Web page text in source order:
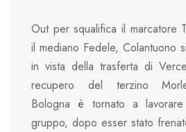
Out per squalifica il marcatore
il mediano Fedele, Colantuono
in vista della trasferta di
recupero del terzino
Bologna è tornato a
gruppo, dopo esser stato